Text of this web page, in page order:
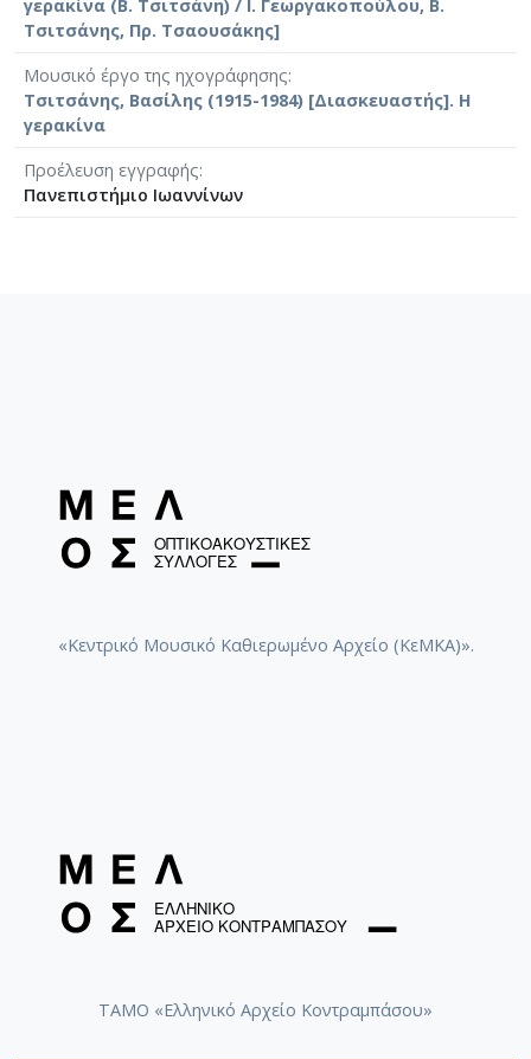
γερακίνα (Β. Τσιτσάνη) / Ι. Γεωργακοπούλου, Β.
Τσιτσάνης, Πρ. Τσαουσάκης]
Μουσικό έργο της ηχογράφησης
Τσιτσάνης, Βασίλης (1915-1984) [Διασκευαστής]. Η
γερακίνα
Προέλευση εγγραφής
Πανεπιστήμιο Ιωαννίνων
«Κεντρικό Μουσικό Καθιερωμένο Αρχείο (ΚεΜΚΑ)».
ΤΑΜΟ «Ελληνικό Αρχείο Κοντραμπάσου»